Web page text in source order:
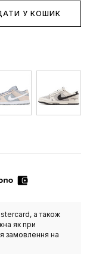
У КОШИК
а також
як при
замовлення на